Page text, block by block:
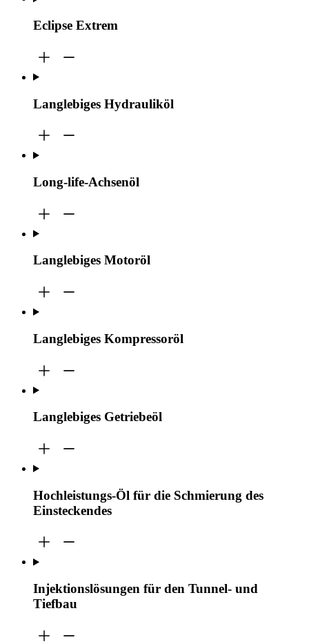
Eclipse Extrem
Langlebiges Hydrauliköl
Long-life-Achsenöl
Langlebiges Motoröl
Langlebiges Kompressoröl
Langlebiges Getriebeöl
Hochleistungs-Öl für die Schmierung des
Einsteckendes
Injektionslösungen für den Tunnel- und
Tiefbau